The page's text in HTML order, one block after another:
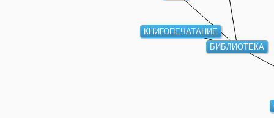
БИБЛИОТЕКА
КНИГОПЕЧАТАНИЕ